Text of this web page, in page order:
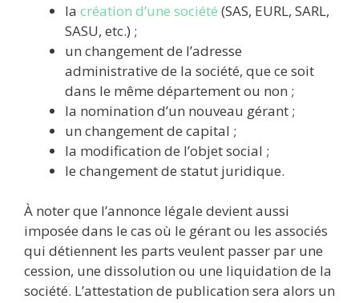
la création d’une société (SAS, EURL, SARL,
SASU, etc.) ;
un changement de l’adresse
administrative de la société, que ce soit
dans le même département ou non ;
la nomination d’un nouveau gérant ;
un changement de capital ;
la modification de l’objet social ;
le changement de statut juridique.
À noter que l’annonce légale devient aussi
imposée dans le cas où le gérant ou les associés
qui détiennent les parts veulent passer par une
cession, une dissolution ou une liquidation de la
société. L’attestation de publication sera alors un